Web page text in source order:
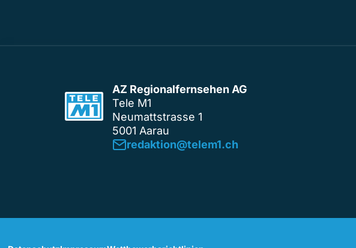
AZ Regionalfernsehen AG
Tele M1
Neumattstrasse 1
5001 Aarau
redaktion@telem1.ch